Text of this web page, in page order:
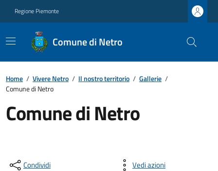
Regione Piemonte
Comune di Netro
Home / Vivere Netro / Il nostro territorio / Gallerie /
Comune di Netro
Comune di Netro
Condividi Vedi azioni